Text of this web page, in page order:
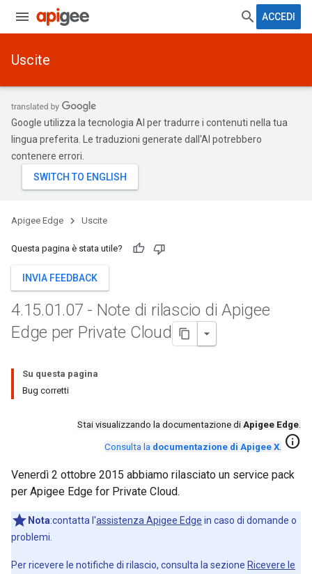
ACCEDI
Uscite
Google utilizza la tecnologia AI per tradurre i contenuti nella tua
lingua preferita. Le traduzioni generate dall'AI potrebbero
contenere errori.
Apigee Edge Uscite
Questa pagina è stata utile?
INVIA FEEDBACK
4.15.01.07 - Note di rilascio di Apigee
Edge per Private Cloud
Su questa pagina
Bug corretti
Stai visualizzando la documentazione di Apigee Edge.
Consulta la documentazione di Apigee X. info
Venerdì 2 ottobre 2015 abbiamo rilasciato un service pack
per Apigee Edge for Private Cloud.
Nota:contatta l'assistenza Apigee Edge in caso di domande o
problemi.
Per ricevere le notifiche di rilascio, consulta la sezione Ricevere le